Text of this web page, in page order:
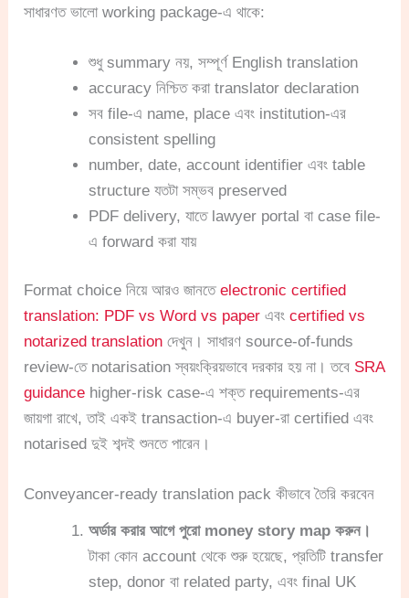
সাধারণত ভালো working package-এ থাকে:
শুধু summary নয়, সম্পূর্ণ English translation
accuracy নিশ্চিত করা translator declaration
সব file-এ name, place এবং institution-এর
consistent spelling
number, date, account identifier এবং table
structure যতটা সম্ভব preserved
PDF delivery, যাতে lawyer portal বা case file-
এ forward করা যায়
Format choice নিয়ে আরও জানতেelectronic certified
translation: PDF vs Word vs paper এবংcertified vs
notarized translation দেখুন। সাধারণ source-of-funds
review-তে notarisation স্বয়ংক্রিয়ভাবে দরকার হয় না। তবে SRA
guidance higher-risk case-এ শক্ত requirements-এর
জায়গা রাখে, তাই একই transaction-এ buyer-রা certified এবং
notarised দুই শব্দই শুনতে পারেন।
Conveyancer-ready translation pack কীভাবে তৈরি করবেন
অর্ডার করার আগে পুরো money story map করুন।
টাকা কোন account থেকে শুরু হয়েছে, প্রতিটি transfer
step, donor বা related party, এবং final UK